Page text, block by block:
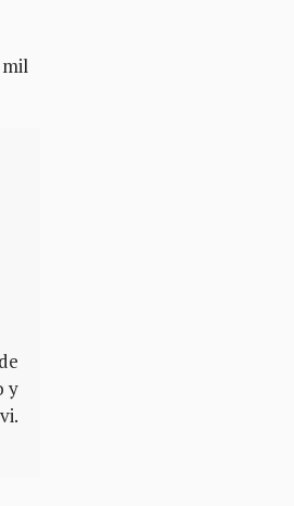
mil
y